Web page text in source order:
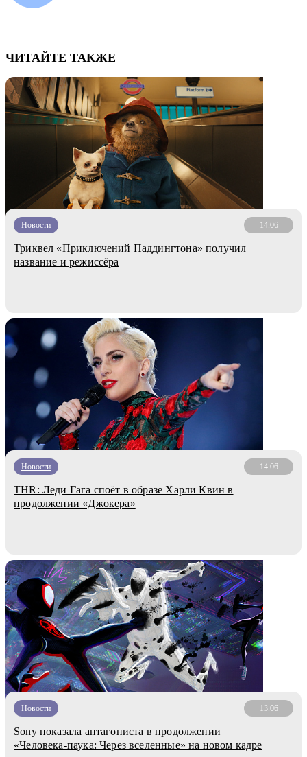
ЧИТАЙТЕ ТАКЖЕ
Новости 14.06
Триквел «Приключений Паддингтона» получил
название и режиссёра
Новости 14.06
THR: Леди Гага споёт в образе Харли Квин в
продолжении «Джокера»
Новости 13.06
Sony показала антагониста в продолжении
«Человека-паука: Через вселенные» на новом кадре